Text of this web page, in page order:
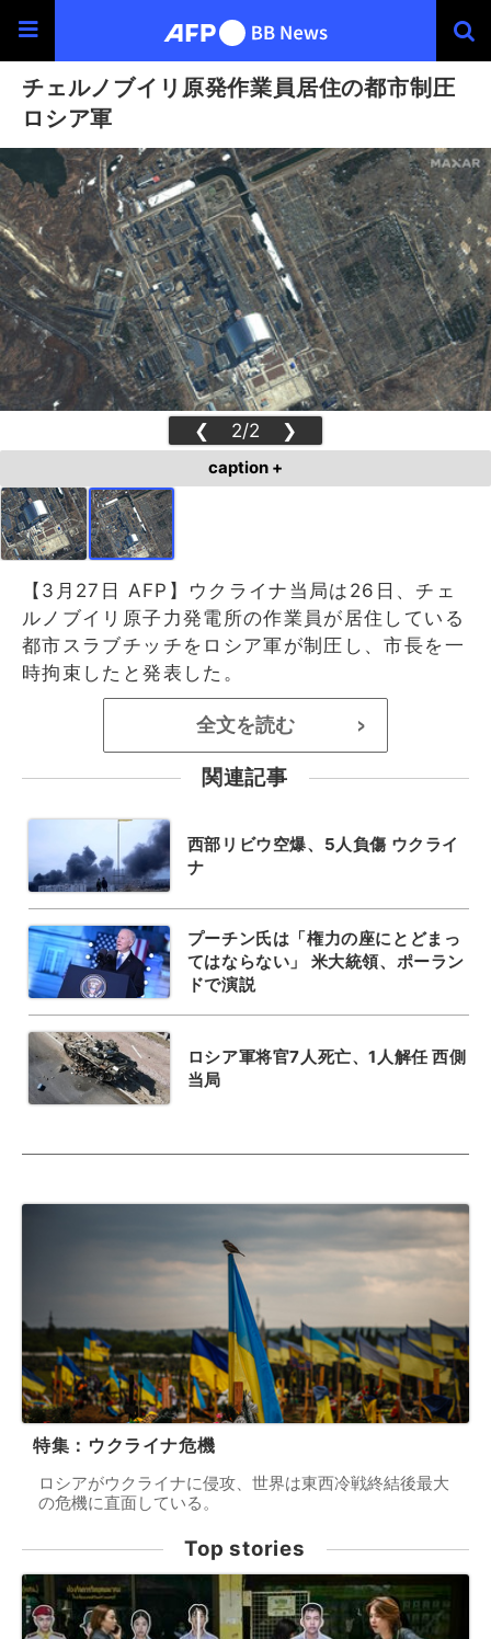
チェルノブイリ原発作業員居住の都市制圧
ロシア軍
❮ 2/2 ❯
caption +
【3月27日 AFP】ウクライナ当局は26日、チェ
ルノブイリ原子力発電所の作業員が居住している
都市スラブチッチをロシア軍が制圧し、市長を一
時拘束したと発表した。
全文を読む >
関連記事
西部リビウ空爆、5人負傷 ウクライ
ナ
プーチン氏は「権力の座にとどまっ
てはならない」 米大統領、ポーラン
ドで演説
ロシア軍将官7人死亡、1人解任 西側
当局
特集：ウクライナ危機
ロシアがウクライナに侵攻、世界は東西冷戦終結後最大
の危機に直面している。
Top stories